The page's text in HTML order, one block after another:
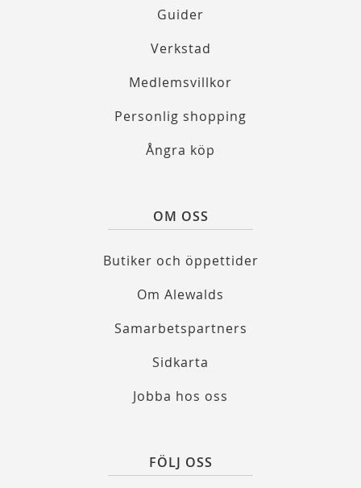
Guider
Verkstad
Medlemsvillkor
Personlig shopping
Ångra köp
OM OSS
Butiker och öppettider
Om Alewalds
Samarbetspartners
Sidkarta
Jobba hos oss
FÖLJ OSS